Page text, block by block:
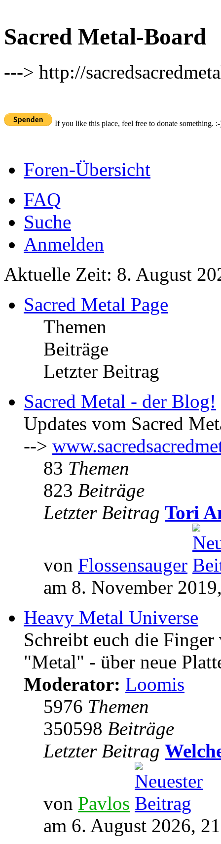
Sacred Metal-Board
---> http://
If you like this place, feel free to donate something.
Foren-Übersicht
FAQ
Suche
Anmelden
Aktuelle Zeit: 8. August
Sacred Metal Page
Themen
Beiträge
Letzter Beitrag
Sacred Metal - der Blog!
Updates vom Sacred
-->
83 Themen
823 Beiträge
Letzter Beitrag Tori
von Flossensauger
am 8. November
Heavy Metal Universe
Schreibt euch die
"Metal" - über neue
Moderator: Loomis
5976 Themen
350598 Beiträge
Letzter Beitrag
von Pavlos
am 6. August 2026,